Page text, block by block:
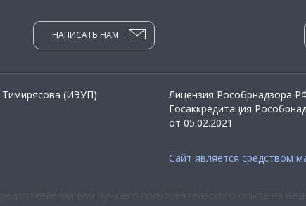
НАПИСАТЬ НАМ
Тимирясова (ИЭУП)
Лицензия Рособрнадзора
Госаккредитация
от 05.02.2021
Сайт является средством
вам лучшего пользовательского опыта на